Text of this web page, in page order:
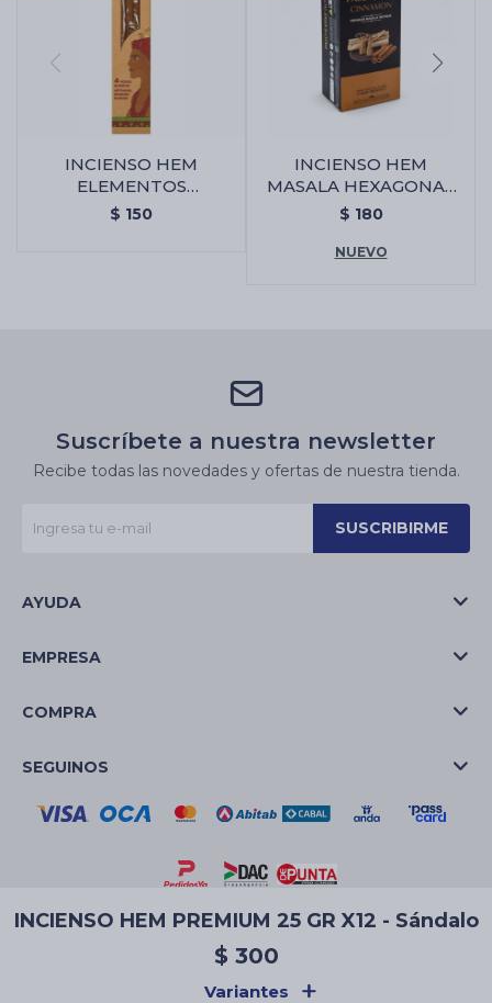
INCIENSO HEM PREMIUM 25 GR X12 - Sándalo
$ 300
Variantes
INCIENSO HEM
ELEMENTOS
SAGRADOS JUMBO -
$ 150
INCIENSO HEM
MASALA HEXAGONAL
X6 - Palo Santo/canela
$ 180
NUEVO
Suscríbete a nuestra newsletter
Recibe todas las novedades y ofertas de nuestra tienda.
SUSCRIBIRME
AYUDA
EMPRESA
COMPRA
SEGUINOS
© Copyright 2026 / La Casa de las Velas